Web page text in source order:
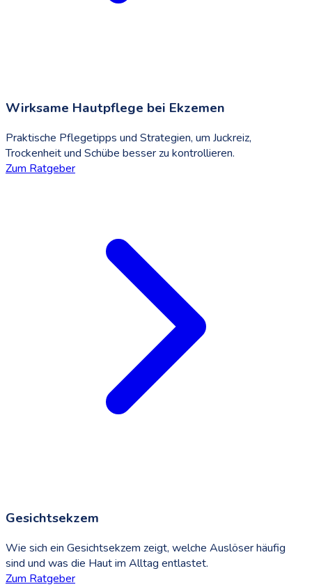
Wirksame Hautpflege bei Ekzemen
Praktische Pflegetipps und Strategien, um Juckreiz,
Trockenheit und Schübe besser zu kontrollieren.
Zum Ratgeber
Gesichtsekzem
Wie sich ein Gesichtsekzem zeigt, welche Auslöser häufig
sind und was die Haut im Alltag entlastet.
Zum Ratgeber